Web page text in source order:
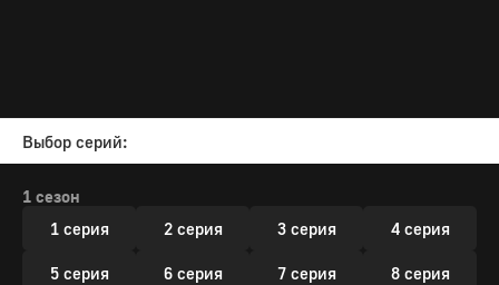
Выбор серий:
1 сезон
1 серия
2 серия 3 серия 4 серия
5 серия 6 серия 7 серия 8 серия